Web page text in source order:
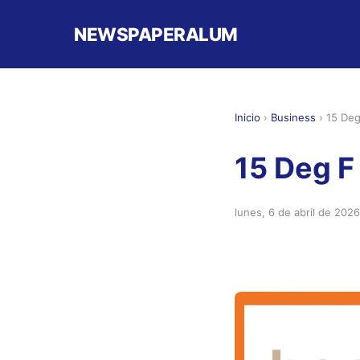
NEWSPAPERALUM
Inicio › Business › 15
15 Deg
lunes, 6 de abril de 2026